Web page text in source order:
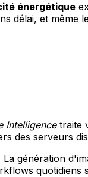
énergétique
délai, et même
Intelligencetraite
des serveurs
génération
quotidiens